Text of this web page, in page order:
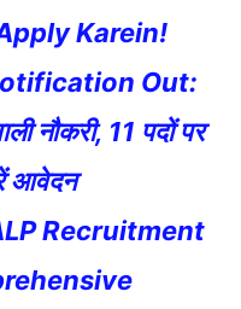
Karein!
Out:
नौकरी, 11 पदों पर
आवेदन
Recruitment